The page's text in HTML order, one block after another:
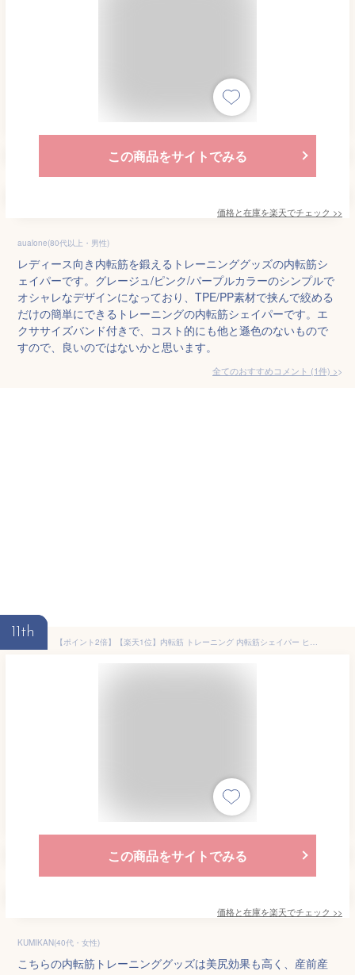
この商品をサイトでみる
価格と在庫を楽天でチェック >>
aualone(80代以上・男性)
レディース向き内転筋を鍛えるトレーニンググッズの内転筋シ
ェイパーです。グレージュ/ピンク/パープルカラーのシンプルで
オシャレなデザインになっており、TPE/PP素材で挟んで絞める
だけの簡単にできるトレーニングの内転筋シェイパーです。エ
クササイズバンド付きで、コスト的にも他と遜色のないもので
すので、良いのではないかと思います。
全てのおすすめコメント (1件) >
11th
【ポイント2倍】【楽天1位】内転筋 トレーニング 内転筋シェイパー ヒップネスコア 骨盤底筋 トレーニング器具 美尻シェイパー ダイエット 筋トレ 骨盤矯正 太もも 痩せ グッズ 足痩せ 膣トレ 産前産後 ヒップアップ
この商品をサイトでみる
価格と在庫を楽天でチェック >>
KUMIKAN(40代・女性)
こちらの内転筋トレーニンググッズは美尻効果も高く、産前産